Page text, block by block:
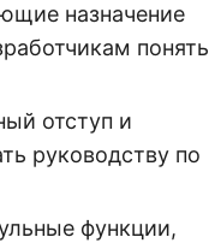
назначение
понять
отступ и
руководству по
функции,